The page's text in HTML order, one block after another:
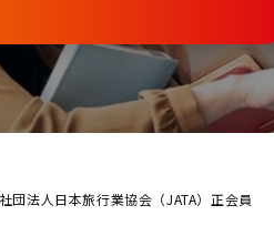
団法人日本旅行業協会（JATA）正会員